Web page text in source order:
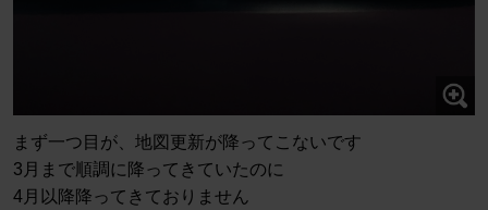
まず一つ目が、地図更新が降ってこないです
3月まで順調に降ってきていたのに
4月以降降ってきておりません